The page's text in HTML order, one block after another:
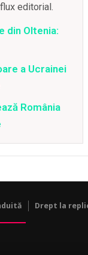
editorial.
din Oltenia:
a Ucrainei
România
Drept la